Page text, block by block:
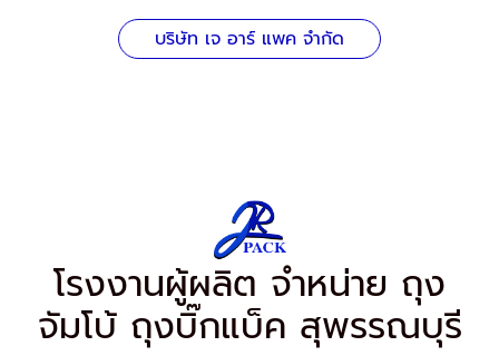
บริษัท เจ อาร์ แพค จำกัด
โรงงานผู้ผลิต จำหน่าย ถุง
จัมโบ้ ถุงบิ๊กแบ็ค สุพรรณบุรี